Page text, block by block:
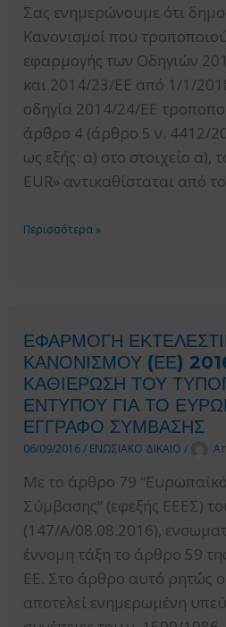
ΕΝΤΥΠΩΝ
ΓΙΑ
ΤΗ
ΔΗΜΟΣΙΕΥΣΗ
ΠΡΟΚΗΡΥΞΕΩΝ
ΚΑΙ
ΓΝΩΣΤΟΠΟΙΗΣΕΩΝ
ΣΤΟΝ
ΤΩΝ
Σας ενημερώνουμε ότι
Κανονισμοί που
εφαρμογής των Οδηγιών
και 2014/23/ΕΕ από 1/1/
οδηγία 2014/24/ΕΕ
άρθρο 4 (άρθρο 5 ν. 4412/
ως εξής: α) στο στοιχείο α),
EUR» αντικαθίσταται από
ΔΗΜΟΣΙΕΥΣΗ
ΚΑΤΩΤΑΤΑ
ΟΡΙΑ
ΕΦΑΡΜΟΓΗΣ
ΤΩΝ
ΟΔΗΓΙΩΝ
2014/25/
ΕΕ
Περισσότερα »
ΕΦΑΡΜΟΓΗ
ΚΑΝΟΝΙΣΜΟΥ (ΕΕ)
ΚΑΘΙΕΡΩΣΗ ΤΟΥ
ΕΝΤΥΠΟΥ ΓΙΑ ΤΟ
ΕΓΓΡΑΦΟ ΣΥΜΒΑΣΗΣ
06/09/2016/ ΕΝΩΣΙΑΚΟ ΔΙΚΑΙΟ /
Με το άρθρο 79
Σύμβασης” (εφεξής ΕΕΕΣ)
(147/A/08.08.2016),
έννομη τάξη το άρθρο 59
ΕΕ. Στο άρθρο αυτό ρητώς
αποτελεί ενημερωμένη